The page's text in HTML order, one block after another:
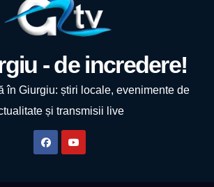
- de incredere!
în Giurgiu: știri locale, evenimente de
și transmisii live